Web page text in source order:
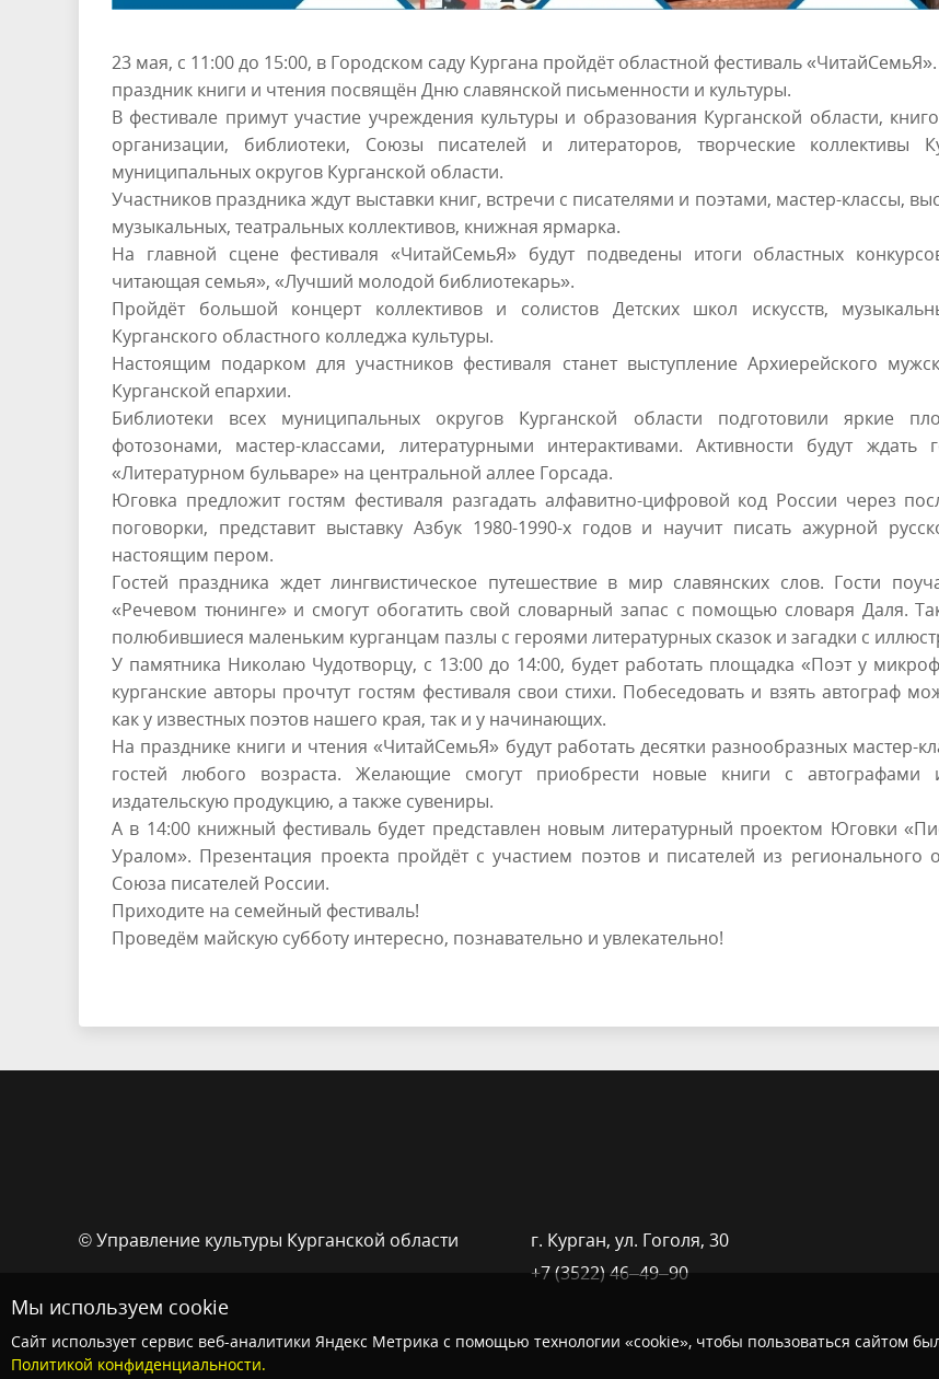
23 мая, с 11:00 до 15:00, в Городском саду Кургана пройдёт областной фестиваль
праздник книги и чтения посвящён Дню славянской письменности и культуры.
В фестивале примут участие учреждения культуры и образования Курганской области,
организации, библиотеки, Союзы писателей и литераторов, творческие коллективы
муниципальных округов Курганской области.
Участников праздника ждут выставки книг, встречи с писателями и поэтами, мастер-классы,
музыкальных, театральных коллективов, книжная ярмарка.
На главной сцене фестиваля «ЧитайСемьЯ» будут подведены итоги областных
читающая семья», «Лучший молодой библиотекарь».
Пройдёт большой концерт коллективов и солистов Детских школ искусств,
Курганского областного колледжа культуры.
Настоящим подарком для участников фестиваля станет выступление Архиерейского
Курганской епархии.
Библиотеки всех муниципальных округов Курганской области подготовили яркие
фотозонами, мастер-классами, литературными интерактивами. Активности будут ждать
«Литературном бульваре» на центральной аллее Горсада.
Юговка предложит гостям фестиваля разгадать алфавитно-цифровой код России через
поговорки, представит выставку Азбук 1980-1990-х годов и научит писать ажурной
настоящим пером.
Гостей праздника ждет лингвистическое путешествие в мир славянских слов. Гости
«Речевом тюнинге» и смогут обогатить свой словарный запас с помощью словаря Даля.
полюбившиеся маленьким курганцам пазлы с героями литературных сказок и загадки с
У памятника Николаю Чудотворцу, с 13:00 до 14:00, будет работать площадка «Поэт у
курганские авторы прочтут гостям фестиваля свои стихи. Побеседовать и взять автограф
как у известных поэтов нашего края, так и у начинающих.
На празднике книги и чтения «ЧитайСемьЯ» будут работать десятки разнообразных мастер-
гостей любого возраста. Желающие смогут приобрести новые книги с автографами
издательскую продукцию, а также сувениры.
А в 14:00 книжный фестиваль будет представлен новым литературный проектом Юговки
Уралом». Презентация проекта пройдёт с участием поэтов и писателей из регионального
Союза писателей России.
Приходите на семейный фестиваль!
Проведём майскую субботу интересно, познавательно и увлекательно!
© Управление культуры Курганской области
г. Курган, ​ул. Гоголя, 30
+7 (3522) 46‒49‒90
Мы используем cookie
Сайт использует сервис веб-аналитики Яндекс Метрика с помощью технологии «cookie», чтобы пользоваться сайтом
Политикой конфиденциальности.